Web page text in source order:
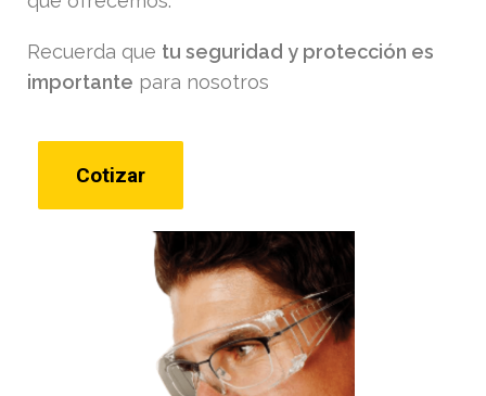
Recuerda que tu seguridad y protección es
importante para nosotros
Cotizar